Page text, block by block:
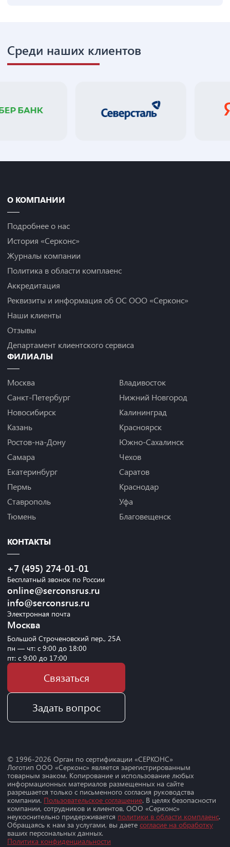
Среди наших клиентов
О КОМПАНИИ
Подробнее о нас
История «Серконс»
Журналы компании
Политика в области комплаенс
Аккредитация
Реквизиты и информация об ОС ООО «Серконс»
Наши клиенты
Отзывы
Департамент клиентского сервиса
ФИЛИАЛЫ
Москва
Санкт-Петербург
Новосибирск
Казань
Ростов-на-Дону
Самара
Екатеринбург
Пермь
Ставрополь
Тюмень
Владивосток
Нижний Новгород
Калининград
Красноярск
Южно-Сахалинск
Чехов
Саратов
Краснодар
Уфа
Благовещенск
КОНТАКТЫ
+7 (495) 274-01-01
Бесплатный звонок по России
online@serconsrus.ru
info@serconsrus.ru
Электронная почта
Москва
Большой Строченовский пер., 25А
пн — чт: с 9:00 до 18:00
пт: с 9:00 до 17:00
Связаться
Задать вопрос
© 1996-2026 Орган по сертификации «СЕРКОНС»
Логотип ООО «Серконс» является зарегистрированным
товарным знаком. Копирование и использование любых
информационных материалов размещенных на сайте
разрешается только с письменного согласия руководства
компании. Пользовательское соглашение. В целях безопасности
компании, сотрудников и клиентов, ООО «Серконс»
неукоснительно придерживается политики в области комплаенс.
Обращаясь к нам за услугами, вы даете согласие на обработку
ваших персональных данных.
Политика конфиденциальности